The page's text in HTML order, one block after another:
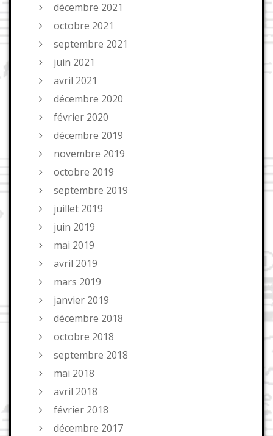
décembre 2021
octobre 2021
septembre 2021
juin 2021
avril 2021
décembre 2020
février 2020
décembre 2019
novembre 2019
octobre 2019
septembre 2019
juillet 2019
juin 2019
mai 2019
avril 2019
mars 2019
janvier 2019
décembre 2018
octobre 2018
septembre 2018
mai 2018
avril 2018
février 2018
décembre 2017